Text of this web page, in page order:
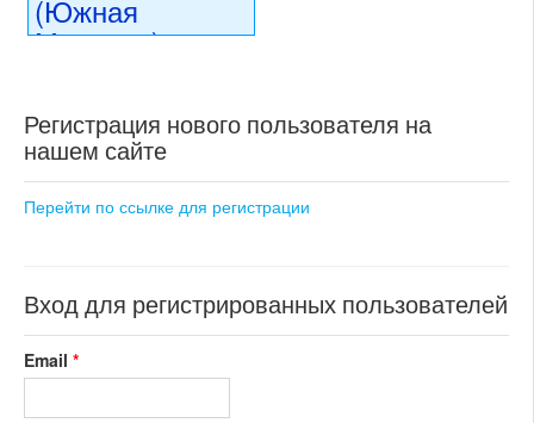
(Южная
Моравия)
раздел: объекты для
коммерческого использования
Регистрация нового пользователя на
нашем сайте
Перейти по ссылке для регистрации
Вход для регистрированных пользователей
Email *